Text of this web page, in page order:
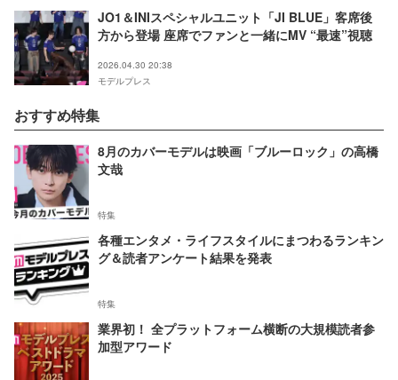
JO1＆INIスペシャルユニット「JI BLUE」客席後
方から登場 座席でファンと一緒にMV “最速”視聴
2026.04.30 20:38
モデルプレス
おすすめ特集
8月のカバーモデルは映画「ブルーロック」の高橋
文哉
特集
各種エンタメ・ライフスタイルにまつわるランキン
グ＆読者アンケート結果を発表
特集
業界初！ 全プラットフォーム横断の大規模読者参
加型アワード